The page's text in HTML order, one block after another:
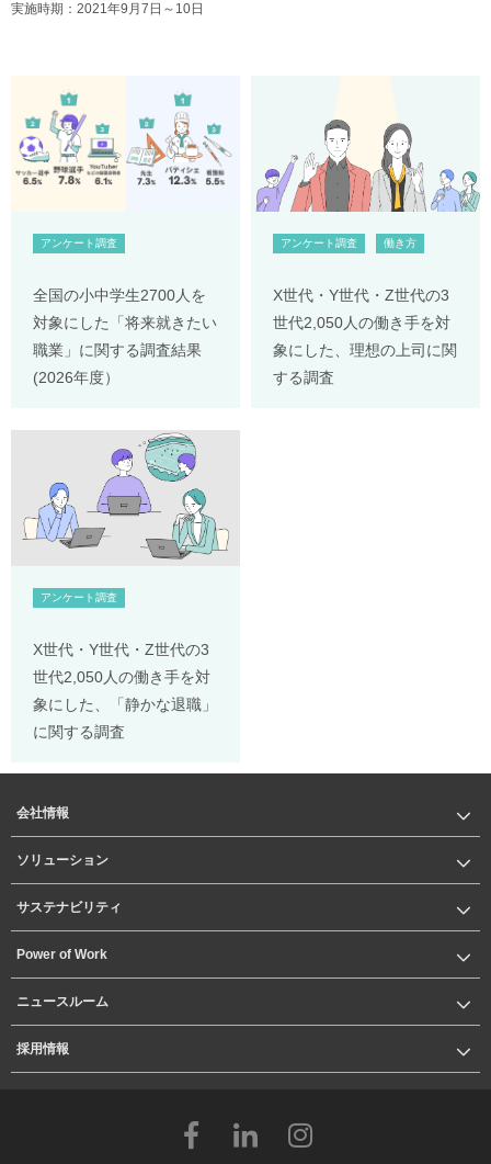
実施時期：2021年9月7日～10日
アンケート調査
全国の小中学生2700人を
対象にした「将来就きたい
職業」に関する調査結果
(2026年度）
アンケート調査 働き方
X世代・Y世代・Z世代の3
世代2,050人の働き手を対
象にした、理想の上司に関
する調査
アンケート調査
X世代・Y世代・Z世代の3
世代2,050人の働き手を対
象にした、「静かな退職」
に関する調査
会社情報
ソリューション
サステナビリティ
Power of Work
ニュースルーム
採用情報